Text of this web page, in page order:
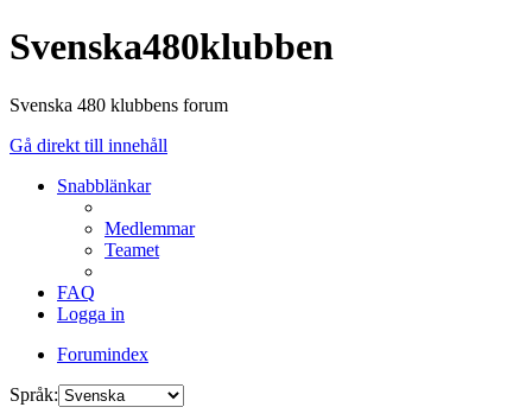
Svenska480klubben
Svenska 480 klubbens forum
Gå direkt till innehåll
Snabblänkar
Medlemmar
Teamet
FAQ
Logga in
Forumindex
Språk: